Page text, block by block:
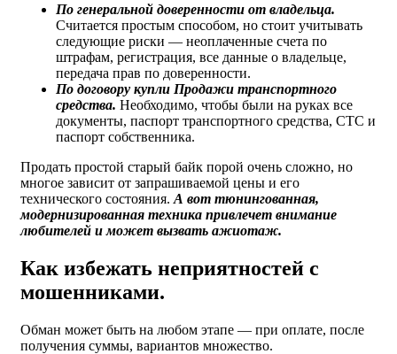
По генеральной доверенности от владельца.
Считается простым способом, но стоит учитывать
следующие риски — неоплаченные счета по
штрафам, регистрация, все данные о владельце,
передача прав по доверенности.
По договору купли Продажи транспортного
средства. Необходимо, чтобы были на руках все
документы, паспорт транспортного средства, СТС и
паспорт собственника.
Продать простой старый байк порой очень сложно, но
многое зависит от запрашиваемой цены и его
технического состояния. А вот тюнингованная,
модернизированная техника привлечет внимание
любителей и может вызвать ажиотаж.
Как избежать неприятностей с
мошенниками.
Обман может быть на любом этапе — при оплате, после
получения суммы, вариантов множество.